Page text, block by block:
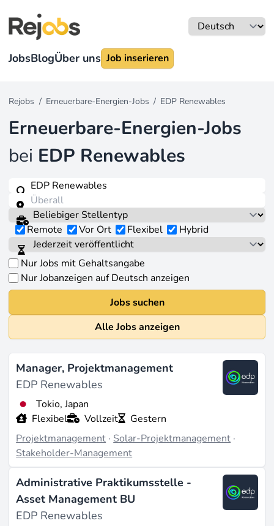
JobsBlogÜber uns Job inserieren
Rejobs / Erneuerbare-Energien-Jobs / EDP Renewables
Erneuerbare-Energien-Jobs
bei EDP Renewables
Remote Vor Ort Flexibel Hybrid
Nur Jobs mit Gehaltsangabe
Nur Jobanzeigen auf Deutsch anzeigen
Jobs suchen
Alle Jobs anzeigen
Manager, Projektmanagement
EDP Renewables
Tokio, Japan
Flexibel
Vollzeit
Gestern
Projektmanagement · Solar-Projektmanagement ·
Stakeholder-Management
Administrative Praktikumsstelle -
Asset Management BU
EDP Renewables